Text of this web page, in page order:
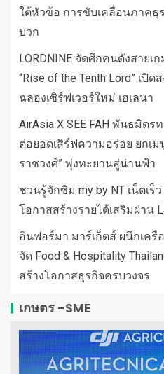
ใต้หัวข้อ การขับเคลื่อนภาคธุ
บวก
LORDNINE จัดศึกคนดังสาย
“Rise of the Tenth Lord” เปิ
ฉลองเซิร์ฟเวอร์ใหม่ เฮเลนา
AirAsia X SEE FAH พันธมิต
ต่อยอดเสิร์ฟความอร่อย ยกเ
ราชวงศ์” พุ่งทะยานสู่น่านฟ้า
ชวนรู้จักซิม my by NT เน็ตเ
โอกาสสร้างรายได้เสริมผ่าน
อินฟอร์มา มาร์เก็ตส์ ผนึกเครื
จัด Food & Hospitality
สร้างโอกาสธุรกิจครบวงจร
เกษตร -SME